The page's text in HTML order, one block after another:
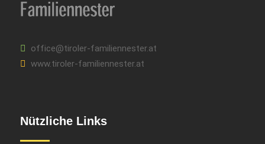
office@tiroler-familiennester.at
www.tiroler-familiennester.at
Nützliche Links